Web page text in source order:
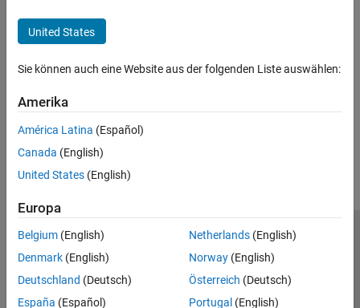
United States
Sie können auch eine Website aus der folgenden Liste auswählen:
Amerika
América Latina (Español)
Canada (English)
United States (English)
Europa
Belgium (English)
Denmark (English)
Deutschland (Deutsch)
España (Español)
Netherlands(English)
Norway(English)
Österreich (Deutsch)
Portugal (English)
Trust Center
Datenschutz-Richtlinien
Datendiebstahl verhindern
Status von Anwendungen
© 1994-2026 The MathWorks, Inc.